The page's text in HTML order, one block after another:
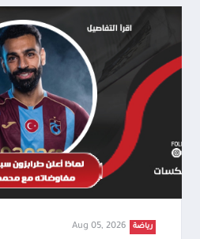
رياضة Aug 05, 2026